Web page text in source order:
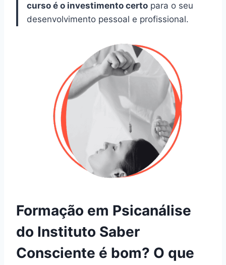
curso é o investimento certo para o seu
desenvolvimento pessoal e profissional.
Formação em Psicanálise
do Instituto Saber
Consciente é bom? O que